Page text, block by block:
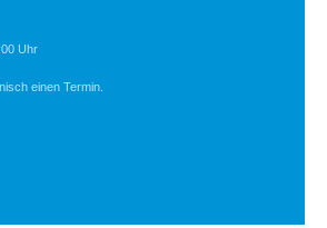
Uhr
einen Termin.